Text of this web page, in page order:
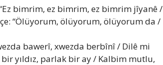
bimrim, ez bimrim, ez bimrim jîyanê /
“Ölüyorum, ölüyorum, ölüyorum da /
bawerî, xwezda berbînî / Dilê mi
yıldız, parlak bir ay / Kalbim mutlu,